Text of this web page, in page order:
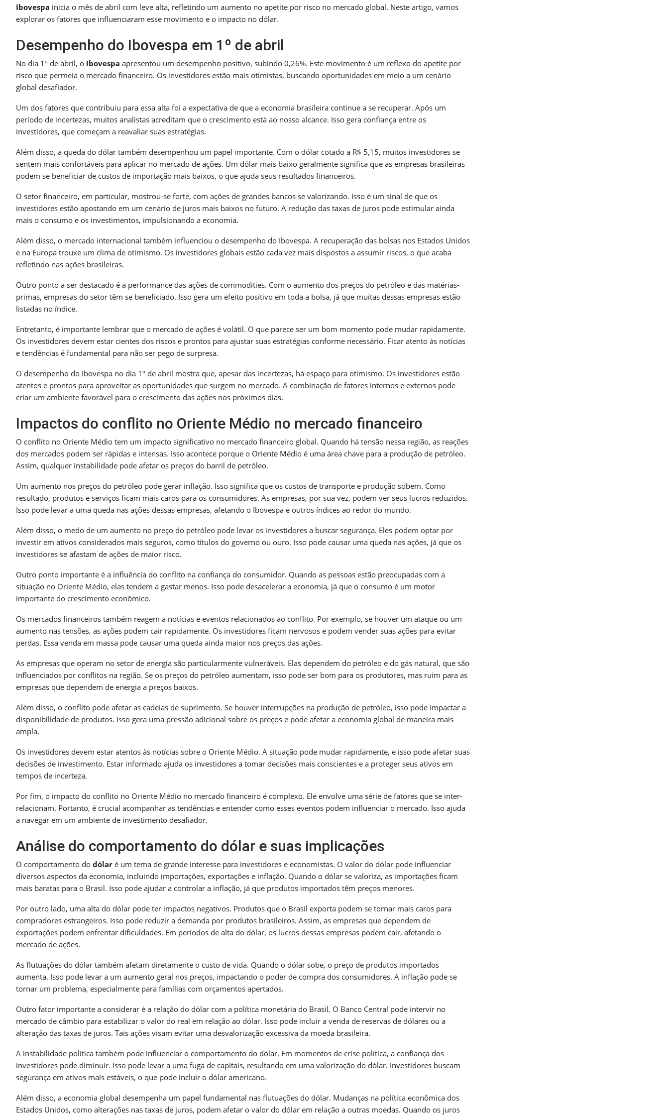
Ibovespa inicia o mês de abril com leve alta, refletindo um aumento no apetite por risco no mercado global. Neste artigo, vamos
explorar os fatores que influenciaram esse movimento e o impacto no dólar.
Desempenho do Ibovespa em 1º de abril
No dia 1º de abril, o Ibovespa apresentou um desempenho positivo, subindo 0,26%. Este movimento é um reflexo do apetite por
risco que permeia o mercado financeiro. Os investidores estão mais otimistas, buscando oportunidades em meio a um cenário
global desafiador.
Um dos fatores que contribuiu para essa alta foi a expectativa de que a economia brasileira continue a se recuperar. Após um
período de incertezas, muitos analistas acreditam que o crescimento está ao nosso alcance. Isso gera confiança entre os
investidores, que começam a reavaliar suas estratégias.
Além disso, a queda do dólar também desempenhou um papel importante. Com o dólar cotado a R$ 5,15, muitos investidores se
sentem mais confortáveis para aplicar no mercado de ações. Um dólar mais baixo geralmente significa que as empresas brasileiras
podem se beneficiar de custos de importação mais baixos, o que ajuda seus resultados financeiros.
O setor financeiro, em particular, mostrou-se forte, com ações de grandes bancos se valorizando. Isso é um sinal de que os
investidores estão apostando em um cenário de juros mais baixos no futuro. A redução das taxas de juros pode estimular ainda
mais o consumo e os investimentos, impulsionando a economia.
Além disso, o mercado internacional também influenciou o desempenho do Ibovespa. A recuperação das bolsas nos Estados Unidos
e na Europa trouxe um clima de otimismo. Os investidores globais estão cada vez mais dispostos a assumir riscos, o que acaba
refletindo nas ações brasileiras.
Outro ponto a ser destacado é a performance das ações de commodities. Com o aumento dos preços do petróleo e das matérias-
primas, empresas do setor têm se beneficiado. Isso gera um efeito positivo em toda a bolsa, já que muitas dessas empresas estão
listadas no índice.
Entretanto, é importante lembrar que o mercado de ações é volátil. O que parece ser um bom momento pode mudar rapidamente.
Os investidores devem estar cientes dos riscos e prontos para ajustar suas estratégias conforme necessário. Ficar atento às notícias
e tendências é fundamental para não ser pego de surpresa.
O desempenho do Ibovespa no dia 1º de abril mostra que, apesar das incertezas, há espaço para otimismo. Os investidores estão
atentos e prontos para aproveitar as oportunidades que surgem no mercado. A combinação de fatores internos e externos pode
criar um ambiente favorável para o crescimento das ações nos próximos dias.
Impactos do conflito no Oriente Médio no mercado financeiro
O conflito no Oriente Médio tem um impacto significativo no mercado financeiro global. Quando há tensão nessa região, as reações
dos mercados podem ser rápidas e intensas. Isso acontece porque o Oriente Médio é uma área chave para a produção de petróleo.
Assim, qualquer instabilidade pode afetar os preços do barril de petróleo.
Um aumento nos preços do petróleo pode gerar inflação. Isso significa que os custos de transporte e produção sobem. Como
resultado, produtos e serviços ficam mais caros para os consumidores. As empresas, por sua vez, podem ver seus lucros reduzidos.
Isso pode levar a uma queda nas ações dessas empresas, afetando o Ibovespa e outros índices ao redor do mundo.
Além disso, o medo de um aumento no preço do petróleo pode levar os investidores a buscar segurança. Eles podem optar por
investir em ativos considerados mais seguros, como títulos do governo ou ouro. Isso pode causar uma queda nas ações, já que os
investidores se afastam de ações de maior risco.
Outro ponto importante é a influência do conflito na confiança do consumidor. Quando as pessoas estão preocupadas com a
situação no Oriente Médio, elas tendem a gastar menos. Isso pode desacelerar a economia, já que o consumo é um motor
importante do crescimento econômico.
Os mercados financeiros também reagem a notícias e eventos relacionados ao conflito. Por exemplo, se houver um ataque ou um
aumento nas tensões, as ações podem cair rapidamente. Os investidores ficam nervosos e podem vender suas ações para evitar
perdas. Essa venda em massa pode causar uma queda ainda maior nos preços das ações.
As empresas que operam no setor de energia são particularmente vulneráveis. Elas dependem do petróleo e do gás natural, que são
influenciados por conflitos na região. Se os preços do petróleo aumentam, isso pode ser bom para os produtores, mas ruim para as
empresas que dependem de energia a preços baixos.
Além disso, o conflito pode afetar as cadeias de suprimento. Se houver interrupções na produção de petróleo, isso pode impactar a
disponibilidade de produtos. Isso gera uma pressão adicional sobre os preços e pode afetar a economia global de maneira mais
ampla.
Os investidores devem estar atentos às notícias sobre o Oriente Médio. A situação pode mudar rapidamente, e isso pode afetar suas
decisões de investimento. Estar informado ajuda os investidores a tomar decisões mais conscientes e a proteger seus ativos em
tempos de incerteza.
Por fim, o impacto do conflito no Oriente Médio no mercado financeiro é complexo. Ele envolve uma série de fatores que se inter-
relacionam. Portanto, é crucial acompanhar as tendências e entender como esses eventos podem influenciar o mercado. Isso ajuda
a navegar em um ambiente de investimento desafiador.
Análise do comportamento do dólar e suas implicações
O comportamento do dólar é um tema de grande interesse para investidores e economistas. O valor do dólar pode influenciar
diversos aspectos da economia, incluindo importações, exportações e inflação. Quando o dólar se valoriza, as importações ficam
mais baratas para o Brasil. Isso pode ajudar a controlar a inflação, já que produtos importados têm preços menores.
Por outro lado, uma alta do dólar pode ter impactos negativos. Produtos que o Brasil exporta podem se tornar mais caros para
compradores estrangeiros. Isso pode reduzir a demanda por produtos brasileiros. Assim, as empresas que dependem de
exportações podem enfrentar dificuldades. Em períodos de alta do dólar, os lucros dessas empresas podem cair, afetando o
mercado de ações.
As flutuações do dólar também afetam diretamente o custo de vida. Quando o dólar sobe, o preço de produtos importados
aumenta. Isso pode levar a um aumento geral nos preços, impactando o poder de compra dos consumidores. A inflação pode se
tornar um problema, especialmente para famílias com orçamentos apertados.
Outro fator importante a considerar é a relação do dólar com a política monetária do Brasil. O Banco Central pode intervir no
mercado de câmbio para estabilizar o valor do real em relação ao dólar. Isso pode incluir a venda de reservas de dólares ou a
alteração das taxas de juros. Tais ações visam evitar uma desvalorização excessiva da moeda brasileira.
A instabilidade política também pode influenciar o comportamento do dólar. Em momentos de crise política, a confiança dos
investidores pode diminuir. Isso pode levar a uma fuga de capitais, resultando em uma valorização do dólar. Investidores buscam
segurança em ativos mais estáveis, o que pode incluir o dólar americano.
Além disso, a economia global desempenha um papel fundamental nas flutuações do dólar. Mudanças na política econômica dos
Estados Unidos, como alterações nas taxas de juros, podem afetar o valor do dólar em relação a outras moedas. Quando os juros